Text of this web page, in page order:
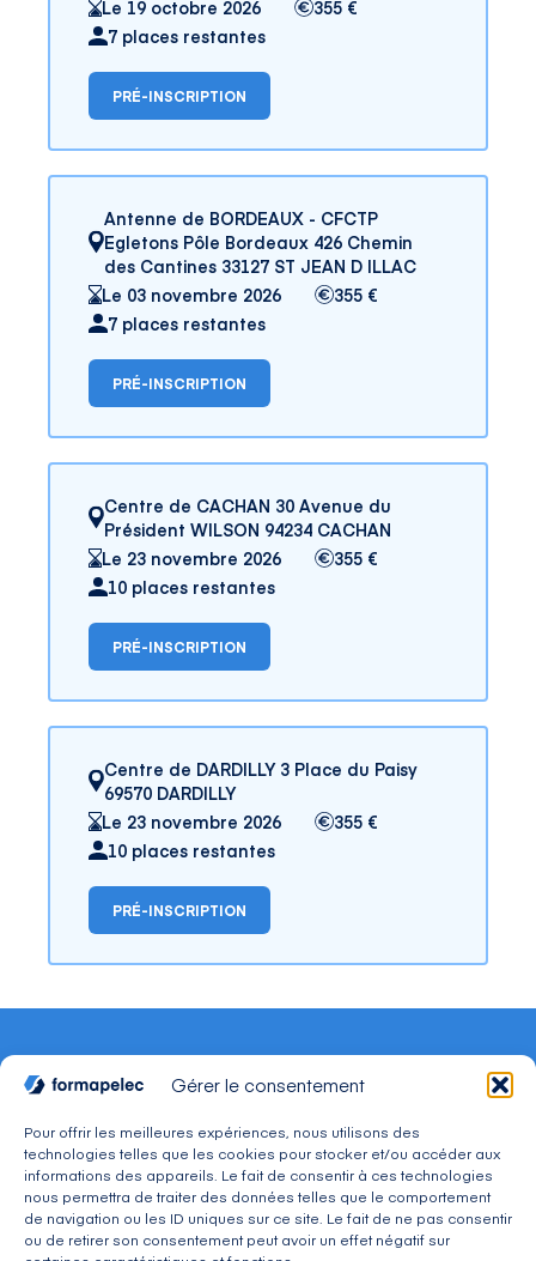
Gérer le consentement
Pour offrir les meilleures expériences, nous utilisons des
technologies telles que les cookies pour stocker et/ou accéder aux
informations des appareils. Le fait de consentir à ces technologies
nous permettra de traiter des données telles que le comportement
de navigation ou les ID uniques sur ce site. Le fait de ne pas consentir
ou de retirer son consentement peut avoir un effet négatif sur
Le 19 octobre 2026
355 €
7 places restantes
PRÉ-INSCRIPTION
Antenne de BORDEAUX - CFCTP
Egletons Pôle Bordeaux 426 Chemin
des Cantines 33127 ST JEAN D ILLAC
Le 03 novembre 2026
355 €
7 places restantes
PRÉ-INSCRIPTION
Centre de CACHAN 30 Avenue du
Président WILSON 94234 CACHAN
Le 23 novembre 2026
355 €
10 places restantes
PRÉ-INSCRIPTION
Centre de DARDILLY 3 Place du Paisy
69570 DARDILLY
Le 23 novembre 2026
355 €
10 places restantes
PRÉ-INSCRIPTION
CONTACT
Adresse : 30, avenue du Président Wilson 94234
CACHAN Cedex
Téléphone : 01 49 08 03 03